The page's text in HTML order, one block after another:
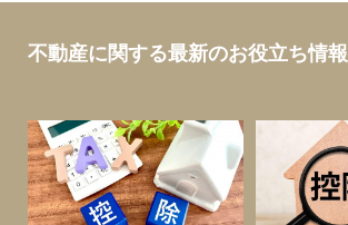
不動産に関する最新のお役立ち情報